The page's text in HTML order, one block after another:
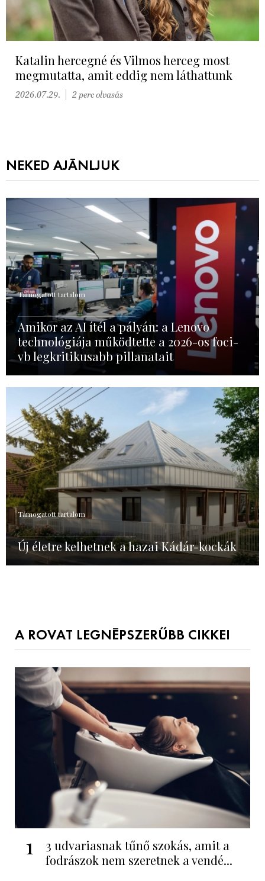
Katalin hercegné és Vilmos herceg most
megmutatta, amit eddig nem láthattunk
2026.07.29. 2 perc olvasás
NEKED AJÁNLJUK
Támogatott tartalom
Amikor az AI ítél a pályán: a Lenovo
technológiája működtette a 2026-os foci-
vb legkritikusabb pillanatait
Támogatott tartalom
Új életre kelhetnek a hazai Kádár-kockák
A ROVAT LEGNÉPSZERŰBB CIKKEI
1
3 udvariasnak tűnő szokás, amit a
fodrászok nem szeretnek a vendé...